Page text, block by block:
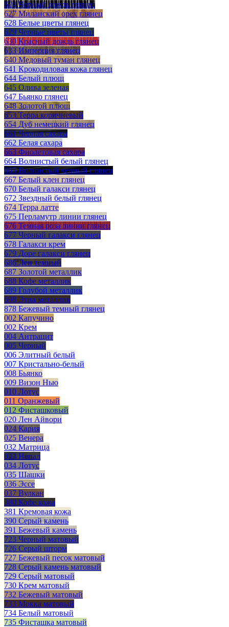
624 Черный дождь глянец
627 Миланский орех глянец
628 Белые цветы глянец
629 Черные цветы глянец
630 Красный дождь глянец
633 Имперция глянец
640 Медовый туман глянец
641 Крокодиловая кожа глянец
644 Белый плющ
645 Олива зеленая
647 Бьянко глянец
648 Золотой плющ
653 Терра коричневый
654 Дуб немецкий глянец
661 Черная сахара
662 Белая сахара
663 Фиолетовая сахара
664 Волнистый белый глянец
665 Волнистый черный глянец
667 Белый клен глянец
670 Белый галакси глянец
672 Звездный белый глянец
674 Терра латте
675 Перламутр линии глянец
676 Темная роза линии глянец
677 Черный галакси глянец
678 Галакси крем
679 Доре галакси глянец
686 Лен темный
687 Золотой металлик
688 Кофе металлик
689 Голубой металлик
698 Этна металлик
878 Бежевый темный глянец
002 Капучино
002 Крем
004 Антрацит
005 Черный
006 Элитный белый
007 Кристально-белый
008 Бьянко
009 Визон Нью
010 Лотус
011 Оранжевый
012 Фисташковый
020 Лен Айвори
024 Кария
025 Венера
032 Матрица
033 Непал
034 Лотус
035 Шашки
036 Эссе
037 Вулкан
380 Кофе кожа
381 Кремовая кожа
390 Серый камень
391 Бежевый камень
723 Черный матовый
726 Серый шторм
727 Бежевый песок матовый
728 Серый камень матовый
729 Серый матовый
730 Крем матовый
732 Бежевый матовый
733 Мокка матовый
734 Белый матовый
735 Фисташка матовый